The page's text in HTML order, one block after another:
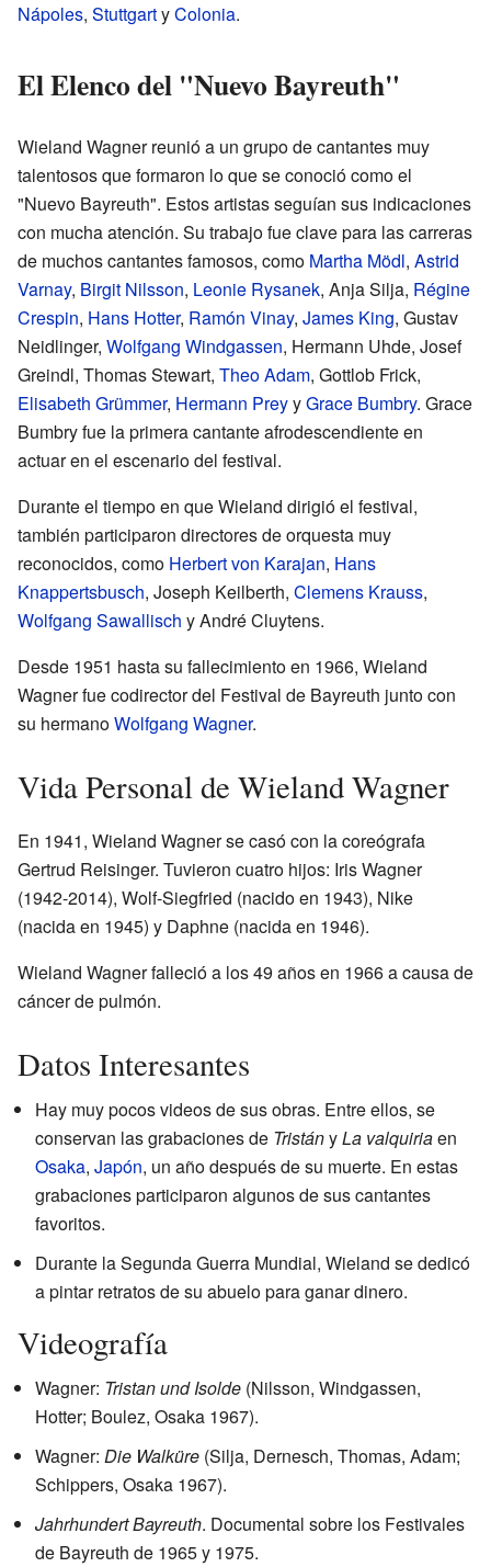
Nápoles, StuttgartyColonia.
El Elenco del "Nuevo Bayreuth"
Wieland Wagner reunió a un grupo de cantantes muy
talentosos que formaron lo que se conoció como el
"Nuevo Bayreuth". Estos artistas seguían sus indicaciones
con mucha atención. Su trabajo fue clave para las carreras
de muchos cantantes famosos, como Martha Mödl, Astrid
Varnay, Birgit Nilsson, Leonie Rysanek, Anja Silja, Régine
Crespin, Hans Hotter, Ramón Vinay, James King, Gustav
Neidlinger, Wolfgang Windgassen, Hermann Uhde, Josef
Greindl, Thomas Stewart, Theo Adam, Gottlob Frick,
Elisabeth Grümmer, Hermann PreyyGrace Bumbry. Grace
Bumbry fue la primera cantante afrodescendiente en
actuar en el escenario del festival.
Durante el tiempo en que Wieland dirigió el festival,
también participaron directores de orquesta muy
reconocidos, como Herbert von Karajan, Hans
Knappertsbusch, Joseph Keilberth, Clemens Krauss,
Wolfgang Sawallisch y André Cluytens.
Desde 1951 hasta su fallecimiento en 1966, Wieland
Wagner fue codirector del Festival de Bayreuth junto con
su hermanoWolfgang Wagner.
Vida Personal de Wieland Wagner
En 1941, Wieland Wagner se casó con la coreógrafa
Gertrud Reisinger. Tuvieron cuatro hijos: Iris Wagner
(1942-2014), Wolf-Siegfried (nacido en 1943), Nike
(nacida en 1945) y Daphne (nacida en 1946).
Wieland Wagner falleció a los 49 años en 1966 a causa de
cáncer de pulmón.
Datos Interesantes
Hay muy pocos videos de sus obras. Entre ellos, se
conservan las grabaciones de TristányLa valquiriaen
Osaka, Japón, un año después de su muerte. En estas
grabaciones participaron algunos de sus cantantes
favoritos.
Durante la Segunda Guerra Mundial, Wieland se dedicó
a pintar retratos de su abuelo para ganar dinero.
Videografía
Wagner: Tristan und Isolde (Nilsson, Windgassen,
Hotter; Boulez, Osaka 1967).
Wagner: Die Walküre (Silja, Dernesch, Thomas, Adam;
Schippers, Osaka 1967).
Jahrhundert Bayreuth. Documental sobre los Festivales
de Bayreuth de 1965 y 1975.